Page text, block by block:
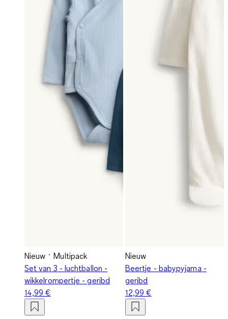
Nieuw
Multipack
Set van 3 - luchtballon -
wikkelrompertje - geribd
14,99 €
Nieuw
Beertje - babypyjama -
geribd
12,99 €